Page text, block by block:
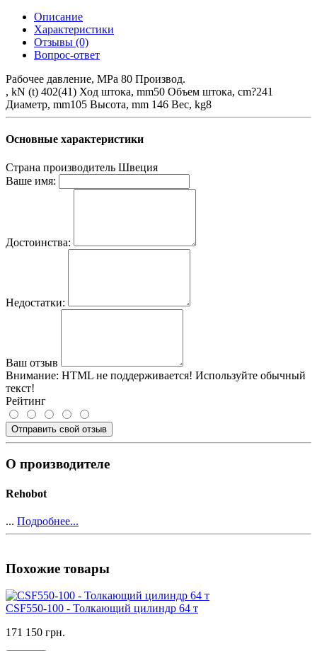
Описание
Характеристики
Отзывы (0)
Вопрос-ответ
Рабочее давление, MPa 80 Производ.
, kN (t) 402(41) Ход штока, mm50 Объем штока, cm?241
Диаметр, mm105 Высота, mm 146 Вес, kg8
Основные характеристики
Страна производитель Швеция
Ваше имя:
Достоинства:
Недостатки:
Ваш отзыв
Внимание: HTML не поддерживается! Используйте обычный
текст!
Рейтинг
Отправить свой отзыв
О производителе
Rehobot
... Подробнее...
Похожие товары
CSF550-100 - Толкающий цилиндр 64 т
171 150 грн.